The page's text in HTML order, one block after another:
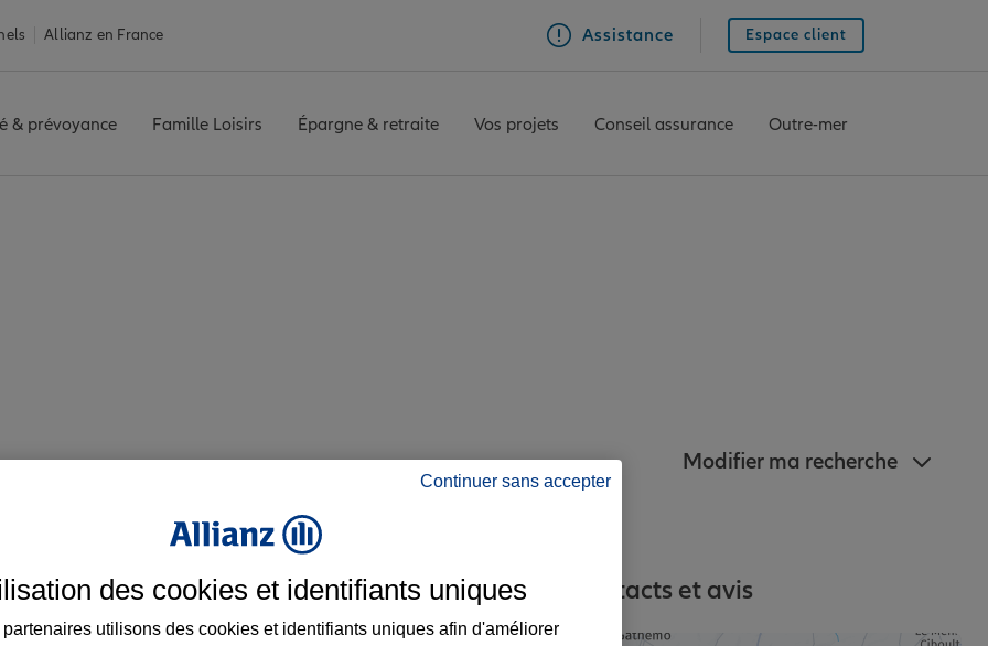
Allianz en France Assistance Espace client
& prévoyance Famille Loisirs Épargne & retraite Vos projets Conseil assurance Outre-mer
Modifier ma recherche
à Mortain-Bocage et aux alentours : adresses, contacts et avis
Continuer sans accepter
des cookies et identifiants uniques
partenaires utilisons des cookies et identifiants uniques afin d'améliorer